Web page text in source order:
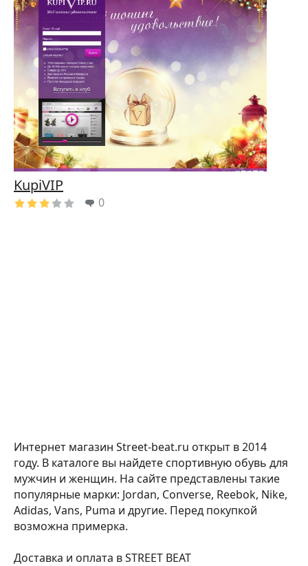
KupiVIP
0
Интернет магазин Street-beat.ru открыт в 2014
году. В каталоге вы найдете спортивную обувь для
мужчин и женщин. На сайте представлены такие
популярные марки: Jordan, Converse, Reebok, Nike,
Adidas, Vans, Puma и другие. Перед покупкой
возможна примерка.
Доставка и оплата в STREET BEAT